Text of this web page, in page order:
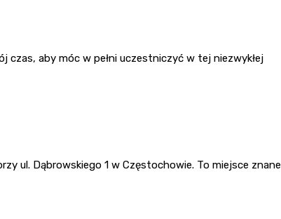
czas, aby móc w pełni uczestniczyć w tej niezwykłej
ul. Dąbrowskiego 1 w Częstochowie. To miejsce znane